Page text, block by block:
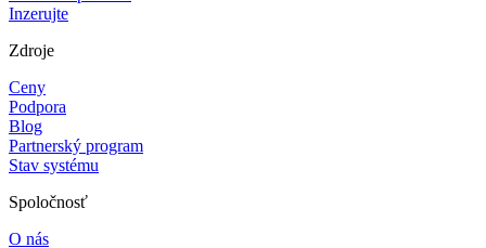
Inzerujte
Zdroje
Ceny
Podpora
Blog
Partnerský program
Stav systému
Spoločnosť
O nás